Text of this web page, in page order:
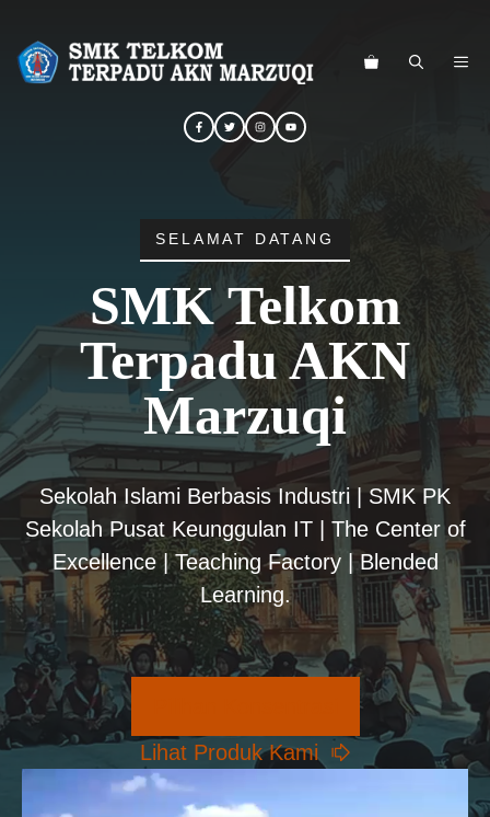
SELAMAT DATANG
SMK Telkom
Terpadu AKN
Marzuqi
Sekolah Islami Berbasis Industri | SMK PK
Sekolah Pusat Keunggulan IT | The Center of
Excellence | Teaching Factory | Blended
Learning.
Lihat Produk Kami